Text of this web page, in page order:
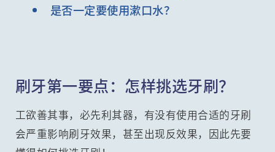
是否一定要使用漱口水？
刷牙第一要点：怎样挑选牙刷？
工欲善其事，必先利其器，有没有使用合适的牙刷
会严重影响刷牙效果，甚至出现反效果，因此先要